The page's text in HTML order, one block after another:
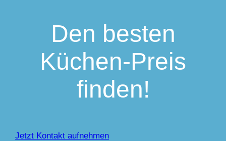
Den besten
Küchen-Preis
finden!
Jetzt Kontakt aufnehmen